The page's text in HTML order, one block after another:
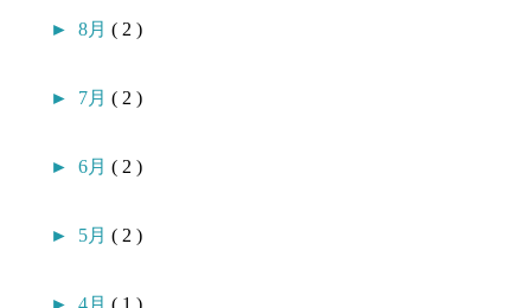
►8月( 2 )
► 7月( 2 )
►6月( 2 )
► 5月( 2 )